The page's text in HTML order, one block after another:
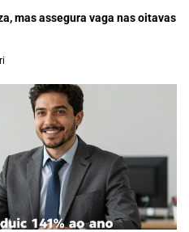
mas assegura vaga nas oitavas